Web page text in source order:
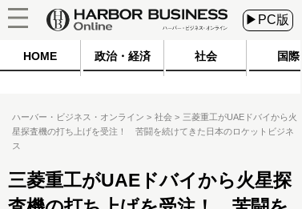
▶PC版
HOME 政治・経済 社会 国際
ハーバー・ビジネス・オンライン 社会
三菱重工がUAEドバイから火
星探査機の打ち上げを受注！ 苦闘を続けてきた日本のロケットビジネ
ス
三菱重工がUAEドバイから火星探